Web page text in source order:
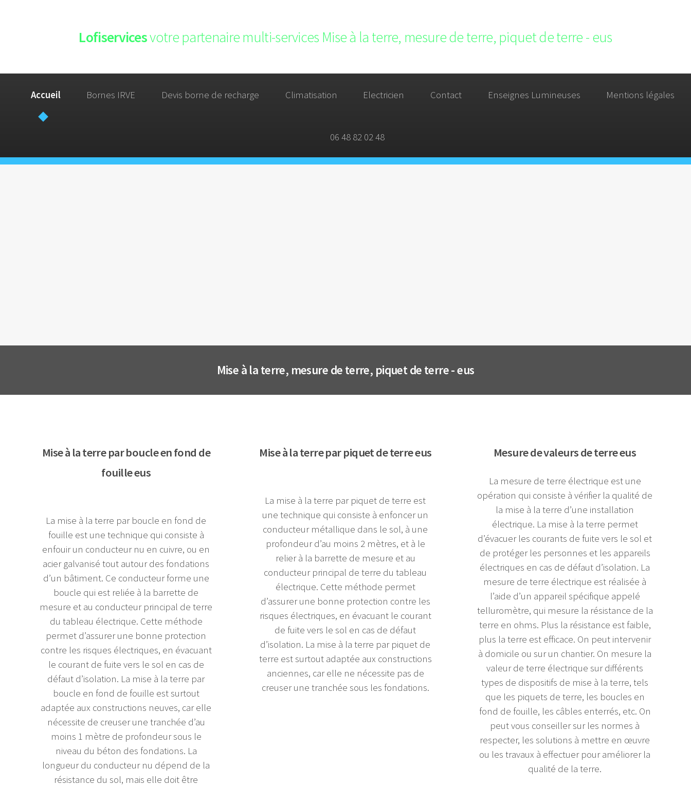
Lofiservicesvotre partenaire multi-services Mise à la terre, mesure de terre, piquet de terre - eus
Accueil Bornes IRVE Devis borne de recharge Climatisation Electricien Contact Enseignes Lumineuses Mentions légales
06 48 82 02 48
Mise à la terre, mesure de terre, piquet de terre - eus
Mise à la terre par boucle en fond de
fouille eus
La mise à la terre par boucle en fond de
fouille est une technique qui consiste à
enfouir un conducteur nu en cuivre, ou en
acier galvanisé tout autour des fondations
d’un bâtiment. Ce conducteur forme une
boucle qui est reliée à la barrette de
mesure et au conducteur principal de terre
du tableau électrique. Cette méthode
permet d’assurer une bonne protection
contre les risques électriques, en évacuant
le courant de fuite vers le sol en cas de
défaut d’isolation. La mise à la terre par
boucle en fond de fouille est surtout
adaptée aux constructions neuves, car elle
nécessite de creuser une tranchée d’au
moins 1 mètre de profondeur sous le
niveau du béton des fondations. La
longueur du conducteur nu dépend de la
résistance du sol, mais elle doit être
Mise à la terre par piquet de terre eus
La mise à la terre par piquet de terre est
une technique qui consiste à enfoncer un
conducteur métallique dans le sol, à une
profondeur d’au moins 2 mètres, et à le
relier à la barrette de mesure et au
conducteur principal de terre du tableau
électrique. Cette méthode permet
d’assurer une bonne protection contre les
risques électriques, en évacuant le courant
de fuite vers le sol en cas de défaut
d’isolation. La mise à la terre par piquet de
terre est surtout adaptée aux constructions
anciennes, car elle ne nécessite pas de
creuser une tranchée sous les fondations.
Mesure de valeurs de terre eus
La mesure de terre électrique est une
opération qui consiste à vérifier la qualité de
la mise à la terre d’une installation
électrique. La mise à la terre permet
d’évacuer les courants de fuite vers le sol et
de protéger les personnes et les appareils
électriques en cas de défaut d’isolation. La
mesure de terre électrique est réalisée à
l’aide d’un appareil spécifique appelé
telluromètre, qui mesure la résistance de la
terre en ohms. Plus la résistance est faible,
plus la terre est efficace. On peut intervenir
à domicile ou sur un chantier. On mesure la
valeur de terre électrique sur différents
types de dispositifs de mise à la terre, tels
que les piquets de terre, les boucles en
fond de fouille, les câbles enterrés, etc. On
peut vous conseiller sur les normes à
respecter, les solutions à mettre en œuvre
ou les travaux à effectuer pour améliorer la
qualité de la terre.